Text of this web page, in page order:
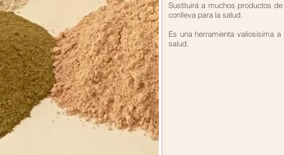
Sustituirá a muchos productos
conlleva para la salud.
Es una herramienta valiosisima
salud.